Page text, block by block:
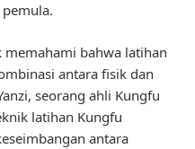
bahwa latihan
antara fisik dan
seorang ahli Kungfu
latihan Kungfu
antara